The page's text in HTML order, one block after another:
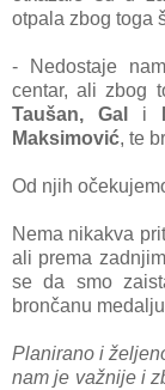
otpala zbog toga
- Nedostaje
centar, ali zbog
Taušan, Gal i
Maksimović, te
Od njih
Nema nikakva
ali prema
se da smo
brončanu
Planirano i
nam je važnije i